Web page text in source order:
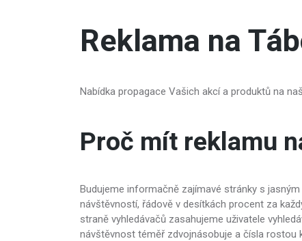
Reklama na
Nabídka propagace Vašich akcí a produktů na
Proč mít reklamu
Budujeme informačně zajímavé stránky s
návštěvností, řádově v desítkách procent za
straně vyhledávačů zasahujeme uživatele
návštěvnost téměř zdvojnásobuje a čísla rostou